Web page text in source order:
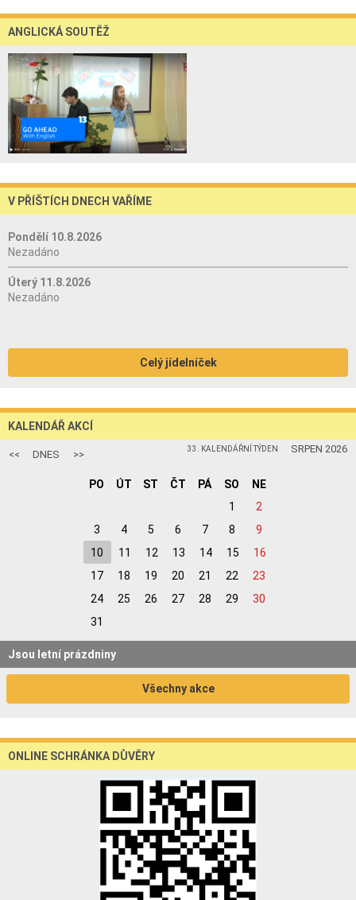
ANGLICKÁ SOUTĚŽ
V PŘÍŠTÍCH DNECH VAŘÍME
Pondělí 10.8.2026
Nezadáno
Úterý 11.8.2026
Nezadáno
Celý jídelníček
KALENDÁŘ AKCÍ
<< DNES >> SRPEN 2026
33. KALENDÁŘNÍ TÝDEN
PO ÚT ST ČT PÁ SO
NE
1
2
3
4 5 6 7 8
9
10
11 12 13 14 15
16
17
18 19 20 21 22
23
24
25 26 27 28 29
30
31
Jsou letní prázdniny
Všechny akce
ONLINE SCHRÁNKA DŮVĚRY